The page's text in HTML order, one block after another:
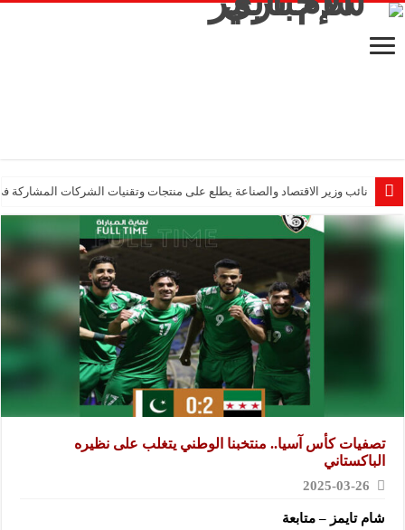
نائب وزير الاقتصاد والصناعة يطلع على منتجات وتقنيات الشركات المشاركة في
تصفيات كأس آسيا.. منتخبنا الوطني يتغلب على نظيره
الباكستاني
2025-03-26
شام تايمز – متابعة